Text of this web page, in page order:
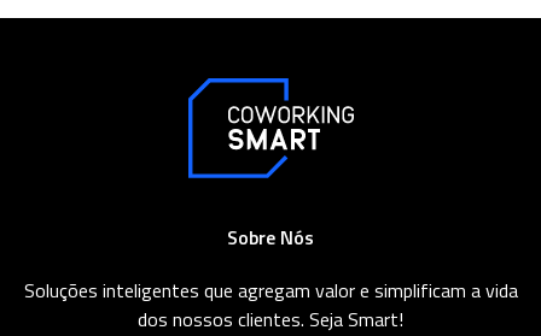
Sobre Nós
Soluções inteligentes que agregam valor e simplificam a vida
dos nossos clientes. Seja Smart!